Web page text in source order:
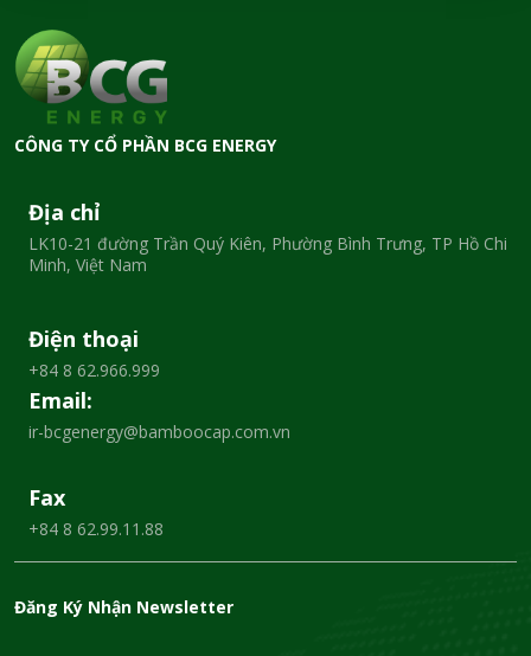
CÔNG TY CỔ PHẦN BCG ENERGY
Địa chỉ
LK10-21 đường Trần Quý Kiên, Phường Bình Trưng, TP Hồ Chi
Minh, Việt Nam
Điện thoại
+84 8 62.966.999
Email:
ir-bcgenergy@bamboocap.com.vn
Fax
+84 8 62.99.11.88
Đăng Ký Nhận Newsletter